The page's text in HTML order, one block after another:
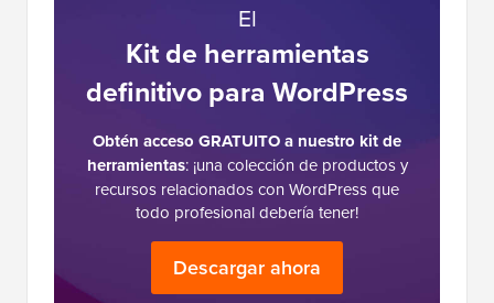
El
Kit de herramientas
definitivo para WordPress
Obtén acceso GRATUITO a nuestro kit de
herramientas: ¡una colección de productos y
recursos relacionados con WordPress que
todo profesional debería tener!
Descargar ahora